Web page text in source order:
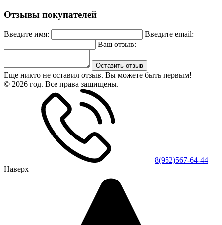
Отзывы покупателей
Введите имя:
Введите email:
Ваш отзыв:
Оставить отзыв
Еще никто не оставил отзыв. Вы можете быть первым!
© 2026 год. Все права защищены.
8(952)567-64-44
Наверх